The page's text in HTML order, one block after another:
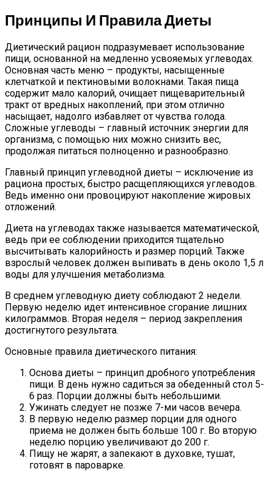
Принципы И Правила Диеты
Диетический рацион подразумевает использование
пищи, основанной на медленно усвояемых углеводах.
Основная часть меню – продукты, насыщенные
клетчаткой и пектиновыми волокнами. Такая пища
содержит мало калорий, очищает пищеварительный
тракт от вредных накоплений, при этом отлично
насыщает, надолго избавляет от чувства голода.
Сложные углеводы – главный источник энергии для
организма, с помощью них можно снизить вес,
продолжая питаться полноценно и разнообразно.
Главный принцип углеводной диеты – исключение из
рациона простых, быстро расщепляющихся углеводов.
Ведь именно они провоцируют накопление жировых
отложений.
Диета на углеводах также называется математической,
ведь при ее соблюдении приходится тщательно
высчитывать калорийность и размер порций. Также
взрослый человек должен выпивать в день около 1,5 л
воды для улучшения метаболизма.
В среднем углеводную диету соблюдают 2 недели.
Первую неделю идет интенсивное сгорание лишних
килограммов. Вторая неделя – период закрепления
достигнутого результата.
Основные правила диетического питания:
Основа диеты – принцип дробного употребления
пищи. В день нужно садиться за обеденный стол 5-
6 раз. Порции должны быть небольшими.
Ужинать следует не позже 7-ми часов вечера.
В первую неделю размер порции для одного
приема не должен быть больше 100 г. Во вторую
неделю порцию увеличивают до 200 г.
Пищу не жарят, а запекают в духовке, тушат,
готовят в пароварке.